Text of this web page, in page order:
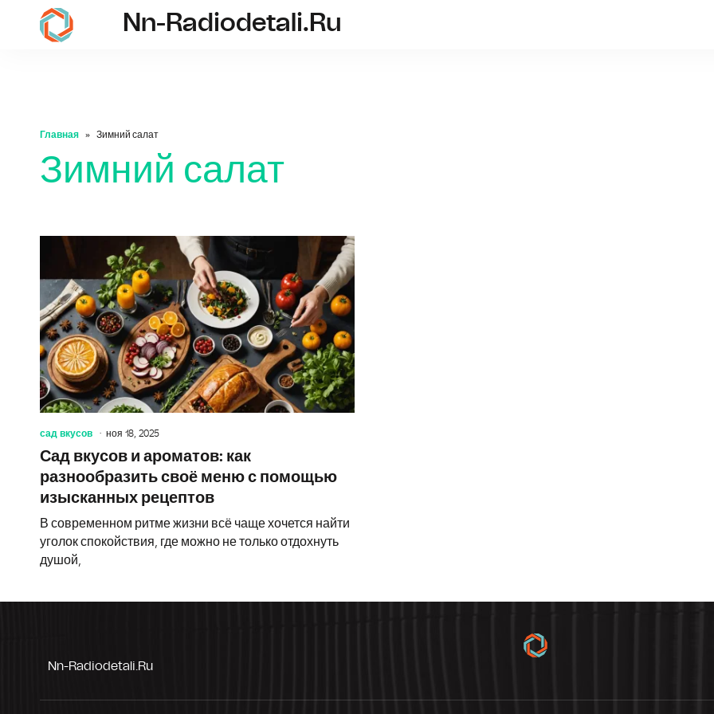
nn-radiodetali.ru
Nn-Radiodetali.ru
Главная Зимний салат
Зимний салат
сад вкусов ноя 18, 2025
Сад вкусов и ароматов: как
разнообразить своё меню с помощью
изысканных рецептов
В современном ритме жизни всё чаще хочется найти
уголок спокойствия, где можно не только отдохнуть
душой,
Nn-Radiodetali.ru